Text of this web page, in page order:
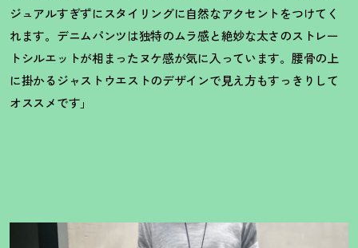
ジュアルすぎずにスタイリングに自然なアクセントをつけてく
れます。デニムパンツは独特のムラ感と絶妙な太さのストレー
トシルエットが相まったヌケ感が気に入っています。腰骨の上
に掛かるジャストウエストのデザインで見え方もすっきりして
オススメです」